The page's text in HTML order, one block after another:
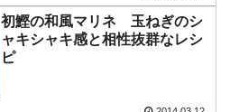
初鰹の和風マリネ 玉ねぎのシ
ャキシャキ感と相性抜群なレシ
ピ